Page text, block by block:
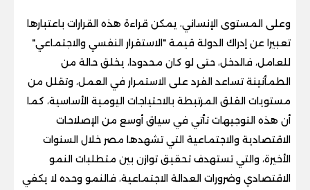
وعلى المستوى الإنساني، يمكن قراءة هذه القرارات باعتبارها
تعبيرا عن إدراك الدولة قيمة "الاستقرار النفسي والاجتماعي"
للعامل، فالدخل، حتى لو كان محدودا، يخلق حالة من
الطمأنينة تساعد الفرد على الاستمرار في العمل، وتقلل من
مستويات القلق المرتبطة بالاحتياجات اليومية الأساسية، كما
أن هذه التوجيهات تأتي في سياق أوسع من الإصلاحات
الاقتصادية والاجتماعية التي تشهدها مصر خلال السنوات
الأخيرة، والتي تستهدف تحقيق توازن بين متطلبات النمو
الاقتصادي وضرورات العدالة الاجتماعية، فالنمو وحده لا يكفي